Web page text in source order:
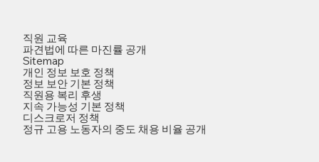
직원 교육
파견법에 따른 마진률 공개
Sitemap
개인 정보 보호 정책
정보 보안 기본 정책
직원용 복리 후생
지속 가능성 기본 정책
디스크로저 정책
정규 고용 노동자의 중도 채용 비율 공개